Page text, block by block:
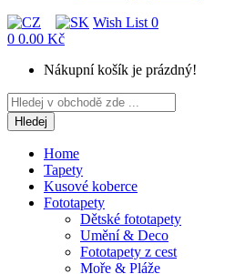
Wish List 0
0 0.00 Kč
Nákupní košík je prázdný!
Hledej
Home
Tapety
Kusové koberce
Fototapety
Dětské fototapety
Umění & Deco
Fototapety z cest
Moře & Pláže